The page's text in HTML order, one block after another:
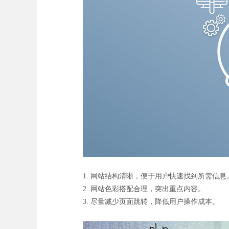
1. 网站结构清晰，便于用户快速找到所需信息
2. 网站色彩搭配合理，突出重点内容。
3. 尽量减少页面跳转，降低用户操作成本。